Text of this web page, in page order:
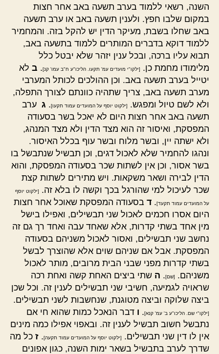
השנה, רשאי ללמוד בערב תשעה באב אחר חצות
במקום שלבו חפץ. ולענין תשעה באב או ערב תשעה
באב שחלו בשבת, מעיקר הדין יש להקל בזה. והמחמיר
ללמוד דוקא בדברים המותרים ללמוד בתשעה באב,
תבוא עליו ברכה, ובכל ענין יזהר שלא יבטל כלל
מלימודו מחמת כן.
[ילקו"י מועדים עמ' תקעו. הליכו"ע ח"ב עמו' קנ]. ב לא
יטייל בערב תשעה באב. וכן ההולכים לכותל המערבי
מערב תשעה באב, צריך שתהיה כוונתם לצורך התפלה,
ולא לשם טיול ומפגש.
[ילקוט יוסף על המועדים עמוד תקעו]. ג ערב
תשעה באב אחר חצות היום לא יאכל בשר בסעודה
המפסקת, ואיסור זה הוא מצד הדין ולא מצד המנהג,
ולא ישתה יין, ובשר מלוח ובשר עוף בכלל האיסור.
ונהגו להחמיר שלא לאכול דגים, וכן תבשיל שנתבשל בו
בשר אסור, וכן אין לשתות שכר בסעודה המפסקת, והוא
הדין לבירה ושאר משקאות. ויש מתירים לשתות קצת
שכר לעיכול למי שהורגל בכך וקשה לו בלא זה.
[ילקוט יוסף
על המועדים עמוד תקעד]. ד בסעודה המפסקת שאוכל אחר חצות
היום אסרו חכמים לאכול שני תבשילים, ואפילו בישל
מין אחד בשתי קדרות, אלא שאחד עבה ואחד רך גם זה
נחשב שני תבשילים, ואסור לאכול משניהם בסעודה
המפסקת. אבל אם שניהם שוים אלא שהוצרך לבשל
בשתי קדרות מפני שבני הבית מרובים, מותר לאכול
משניהם.
[שם]. ה שתי ביצים האחת קשה ואחת רכה
שראויה לגמיעה, חשיבי שני תבשילים לענין זה. וכל שכן
ביצה שלוקה וביצה מטוגנת, שנחשבות לשני תבשילים.
[ילקו"י שם. הליכו"ע ב' עמ' קנא]. ו דבר הנאכל כמות שהוא חי אם
נתבשל חשוב תבשיל לענין זה. ובאפוי אפילו כמה מינים
אין לו דין שני תבשילים.
[ילקוט יוסף על המועדים עמוד תקעה]. ז כל מה
שדרך לערב בתבשיל בשאר ימות השנה, כגון אפונים